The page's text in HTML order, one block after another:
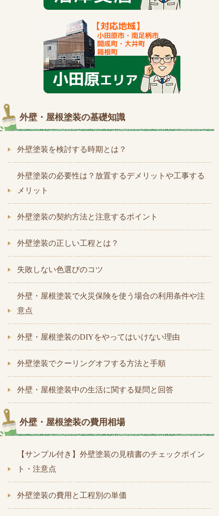
外壁・屋根塗装の基礎知識
外壁塗装を検討する時期とは？
外壁塗装の必要性は？放置するデメリットや工事する
メリット
外壁塗装の契約方法と注意するポイント
外壁塗装の正しい工程とは？
失敗しない色選びのコツ
外壁・屋根塗装で火災保険を使う場合の利用条件や注
意点
外壁・屋根塗装のDIYをやってはいけない理由
外壁塗装でクーリングオフする方法と手順
外壁・屋根塗装中の生活に関する疑問と回答
外壁・屋根塗装の費用相場
【サンプル付き】外壁塗装の見積書のチェックポイン
ト・注意点
外壁塗装の費用と工程別の単価